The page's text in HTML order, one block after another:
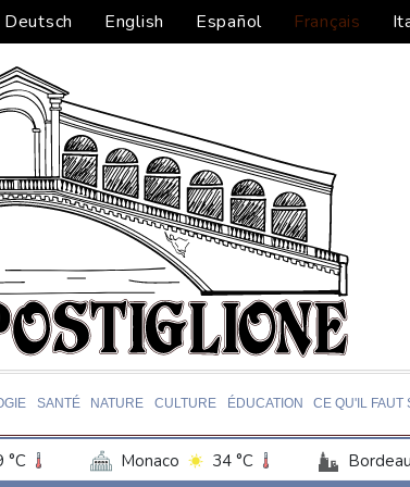
Deutsch English Español Français
SANTÉ NATURE CULTURE ÉDUCATION CE QU'IL FAUT
°C Monaco 34 °C